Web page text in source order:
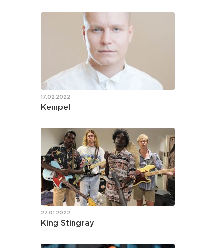
17.02.2022
Kempel
27.01.2022
King Stingray